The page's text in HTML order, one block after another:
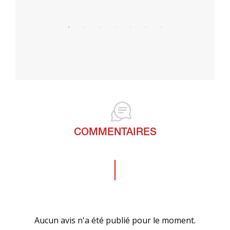
COMMENTAIRES
Aucun avis n'a été publié pour le moment.